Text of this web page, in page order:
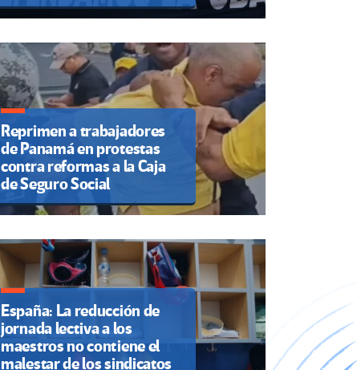
Reprimen a trabajadores
de Panamá en protestas
contra reformas a la Caja
de Seguro Social
España: La reducción de
jornada lectiva a los
maestros no contiene el
malestar de los sindicatos